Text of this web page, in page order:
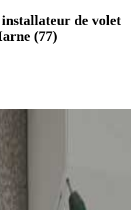
de volet
(77)